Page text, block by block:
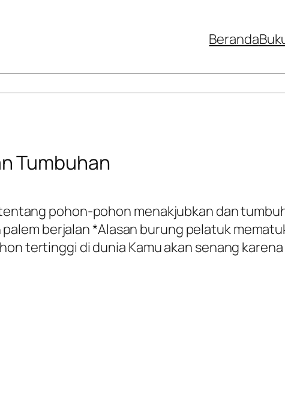
Beranda
Tumbuhan
pohon-pohon menakjubkan dan
berjalan *Alasan burung pelatuk
tertinggi di dunia Kamu akan senang